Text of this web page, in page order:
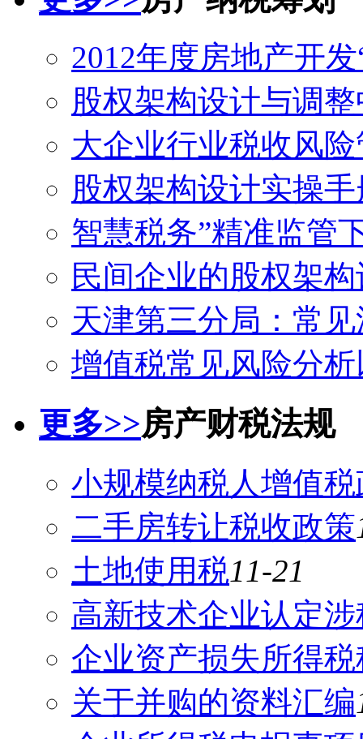
2012年度房地产开
股权架构设计与调
大企业行业税收风
股权架构设计实操手
智慧税务”精准监管
民间企业的股权架
天津第三分局：常
增值税常见风险分
更多>>房产财税法规
小规模纳税人增值
二手房转让税收政策
土地使用税11-21
高新技术企业认定
企业资产损失所得
关于并购的资料汇编